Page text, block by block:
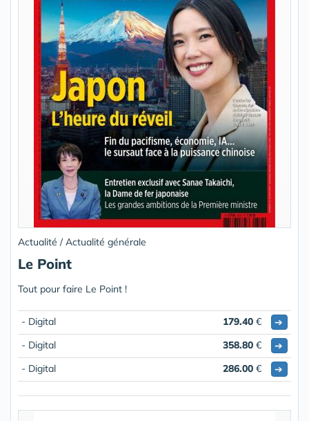
Actualité / Actualité générale
Le Point
Tout pour faire Le Point !
- Digital 179.40 €
➔
- Digital
358.80 €
➔
- Digital
286.00 € ➔